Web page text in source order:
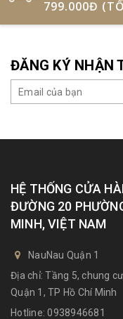
799.000Đ
ĐĂNG KÝ NHẬN
HỆ THỐNG CỬA
ĐƯỜNG 20
MINH, VIỆT NAM
NauNau Quận 1
Địa chỉ: Tầng 5, chung
Quận 1, TP Hồ Chí Minh
Hotline:0938946681